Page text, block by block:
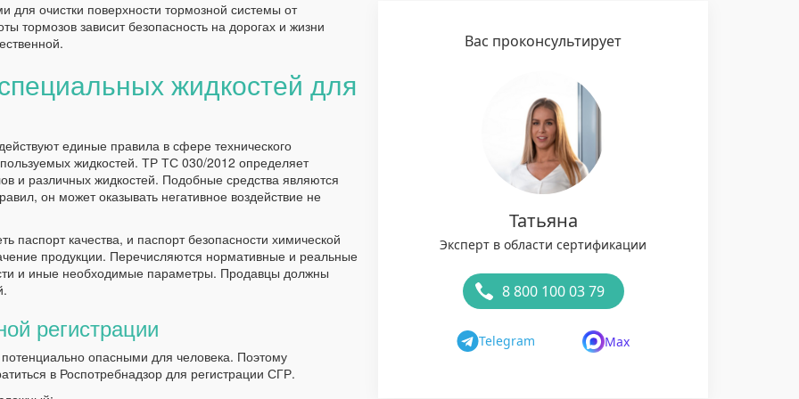
для очистки поверхности тормозной системы от
тормозов зависит безопасность на дорогах и жизни
жидкостей для
единые правила в сфере технического
жидкостей. ТР ТС 030/2012 определяет
и различных жидкостей. Подобные средства являются
он может оказывать негативное воздействие не
паспорт качества, и паспорт безопасности химической
продукции. Перечисляются нормативные и реальные
и иные необходимые параметры. Продавцы должны
регистрации
опасными для человека. Поэтому
в Роспотребнадзор для регистрации СГР.
Вас проконсультирует
Татьяна
Эксперт в области сертификации
8 800 100 03 79
Telegram Max